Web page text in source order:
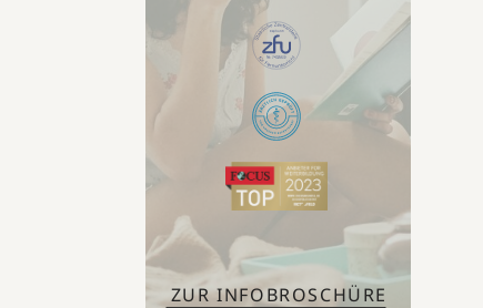
ZUR INFOBROSCHÜRE